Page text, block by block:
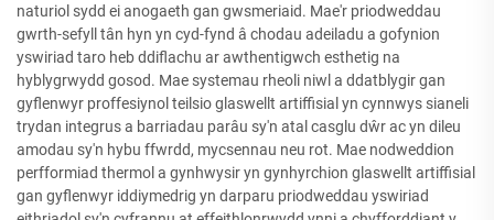
naturiol sydd ei anogaeth gan gwsmeriaid. Mae'r priodweddau
gwrth-sefyll tân hyn yn cyd-fynd â chodau adeiladu a gofynion
yswiriad taro heb ddiflachu ar awthentigwch esthetig na
hyblygrwydd gosod. Mae systemau rheoli niwl a ddatblygir gan
gyflenwyr proffesiynol teilsio glaswellt artiffisial yn cynnwys sianeli
trydan integrus a barriadau parâu sy'n atal casglu dŵr ac yn dileu
amodau sy'n hybu ffwrdd, mycsennau neu rot. Mae nodweddion
perfformiad thermol a gynhwysir yn gynhyrchion glaswellt artiffisial
gan gyflenwyr iddiymedrig yn darparu priodweddau yswiriad